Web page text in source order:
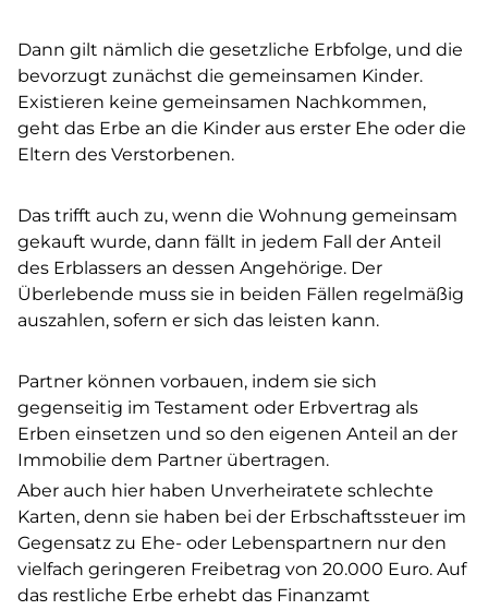
Dann gilt nämlich die gesetzliche Erbfolge, und die
bevorzugt zunächst die gemeinsamen Kinder.
Existieren keine gemeinsamen Nachkommen,
geht das Erbe an die Kinder aus erster Ehe oder die
Eltern des Verstorbenen.
Das trifft auch zu, wenn die Wohnung gemeinsam
gekauft wurde, dann fällt in jedem Fall der Anteil
des Erblassers an dessen Angehörige. Der
Überlebende muss sie in beiden Fällen regelmäßig
auszahlen, sofern er sich das leisten kann.
Partner können vorbauen, indem sie sich
gegenseitig im Testament oder Erbvertrag als
Erben einsetzen und so den eigenen Anteil an der
Immobilie dem Partner übertragen.
Aber auch hier haben Unverheiratete schlechte
Karten, denn sie haben bei der Erbschaftssteuer im
Gegensatz zu Ehe- oder Lebenspartnern nur den
vielfach geringeren Freibetrag von 20.000 Euro. Auf
das restliche Erbe erhebt das Finanzamt